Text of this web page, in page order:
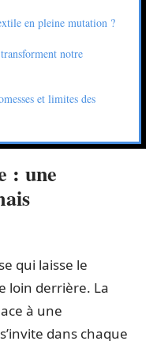
en pleine mutation ?
notre
et limites des
: une
qui laisse le
loin derrière. La
à une
dans chaque